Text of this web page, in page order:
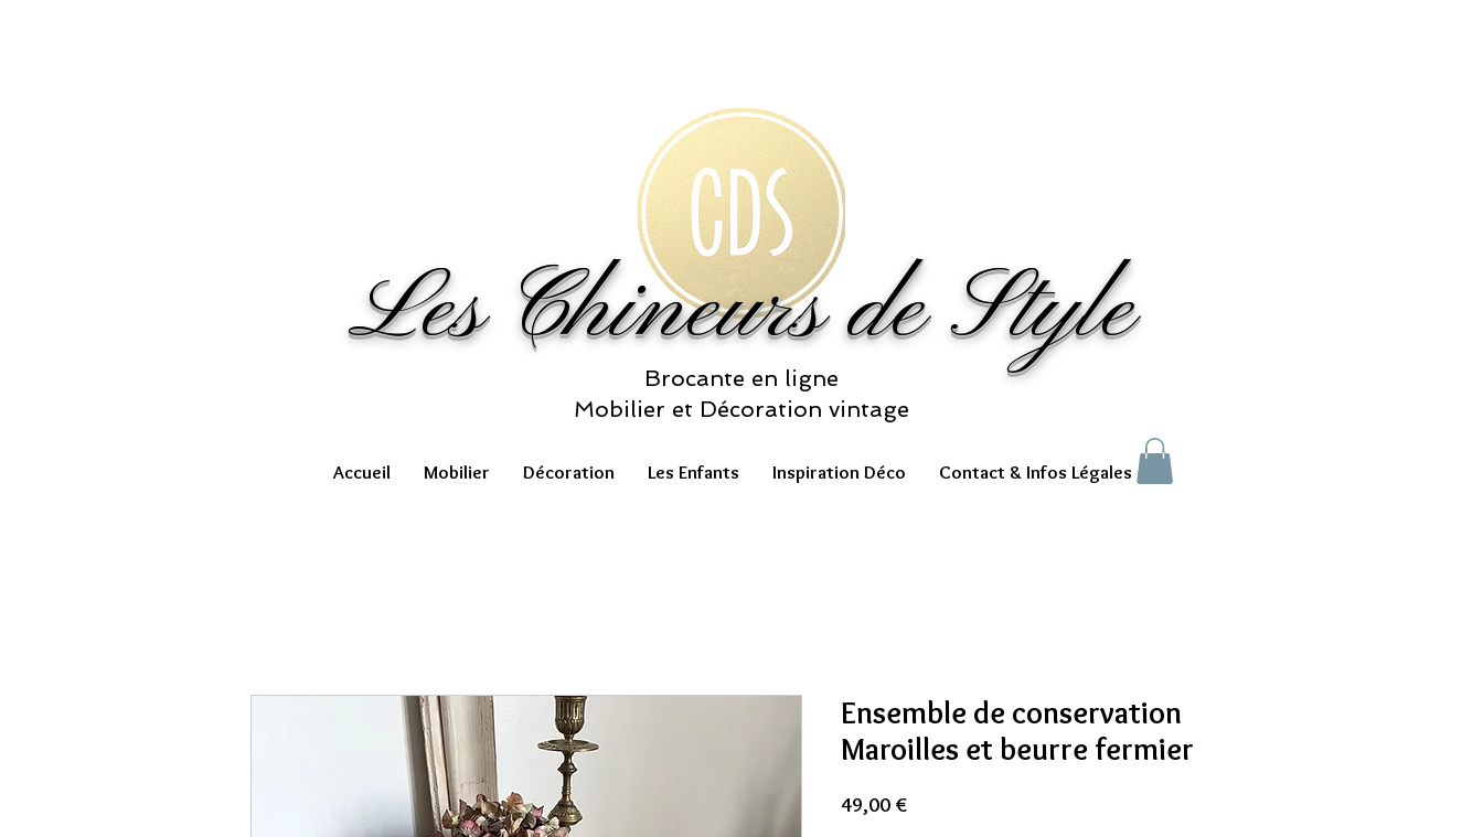
Les Chineurs de Style
Brocante en ligne
Mobilier et Décoration vintage
Accueil Mobilier Décoration Les Enfants Inspiration Déco Contact & Infos Légales
Ensemble de conservation
Maroilles et beurre fermier
49,00 €Prix